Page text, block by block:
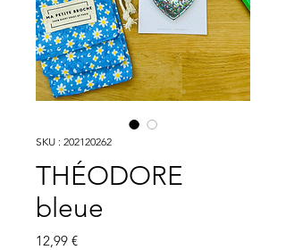
SKU : 202120262
THÉODORE
bleue
12,99 €Prix